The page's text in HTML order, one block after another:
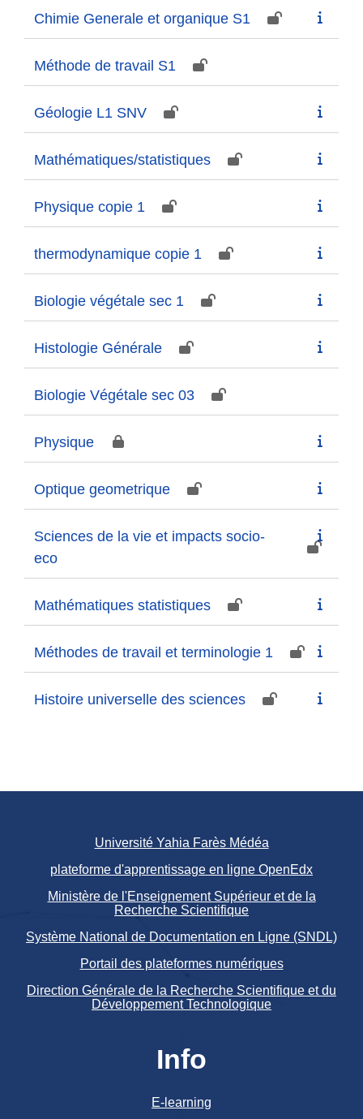
Chimie Generale et organique S1
Méthode de travail S1
Géologie L1 SNV
Mathématiques/statistiques
Physique copie 1
thermodynamique copie 1
Biologie végétale sec 1
Histologie Générale
Biologie Végétale sec 03
Physique
Optique geometrique
Sciences de la vie et impacts socio-
eco
Mathématiques statistiques
Méthodes de travail et terminologie 1
Histoire universelle des sciences
Université Yahia Farès Médéa
plateforme d'apprentissage en ligne OpenEdx
Ministère de l'Enseignement Supérieur et de la
Recherche Scientifique
Système National de Documentation en Ligne (SNDL)
Portail des plateformes numériques
Direction Générale de la Recherche Scientifique et du
Développement Technologique
Info
E-learning